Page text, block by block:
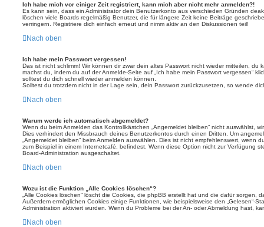
Ich habe mich vor einiger Zeit registriert, kann mich aber nicht mehr anmelden?!
Es kann sein, dass ein Administrator dein Benutzerkonto aus verschieden Gründen
löschen viele Boards regelmäßig Benutzer, die für längere Zeit keine Beiträge
verringern. Registriere dich einfach erneut und nimm aktiv an den Diskussionen teil!
Nach oben
Ich habe mein Passwort vergessen!
Das ist nicht schlimm! Wir können dir zwar dein altes Passwort nicht wieder mitteilen, du
machst du, indem du auf der Anmelde-Seite auf „Ich habe mein Passwort vergessen“
solltest du dich schnell wieder anmelden können.
Solltest du trotzdem nicht in der Lage sein, dein Passwort zurückzusetzen, so wende
Nach oben
Warum werde ich automatisch abgemeldet?
Wenn du beim Anmelden das Kontrollkästchen „Angemeldet bleiben“ nicht auswählst,
Dies verhindert den Missbrauch deines Benutzerkontos durch einen Dritten. Um
„Angemeldet bleiben“ beim Anmelden auswählen. Dies ist nicht empfehlenswert, wenn
zum Beispiel in einem Internetcafé, befindest. Wenn diese Option nicht zur Verfügung
Board-Administration ausgeschaltet.
Nach oben
Wozu ist die Funktion „Alle Cookies löschen“?
„Alle Cookies löschen“ löscht die Cookies, die phpBB erstellt hat und die dafür sorgen,
Außerdem ermöglichen Cookies einige Funktionen, wie beispielsweise den „Gelesen“-
Administration aktiviert wurden. Wenn du Probleme bei der An- oder Abmeldung hast,
Nach oben